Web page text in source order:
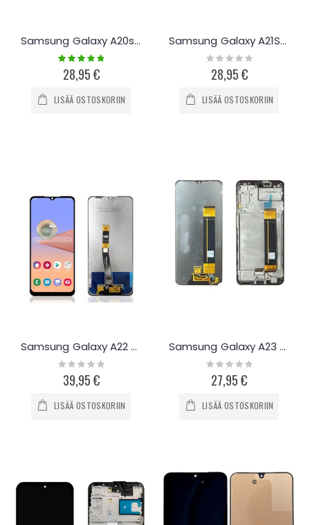
Samsung Galaxy A20s kosketusnäyttö
Rating:
100%
28,95 €
LISÄÄ OSTOSKORIIN
Samsung Galaxy A21S näyttö
Rating:
0%
28,95 €
LISÄÄ OSTOSKORIIN
Samsung Galaxy A22 5G näyttö
Rating:
0%
39,95 €
LISÄÄ OSTOSKORIIN
Samsung Galaxy A23 (myös 5G) näyttö
Rating:
0%
27,95 €
LISÄÄ OSTOSKORIIN